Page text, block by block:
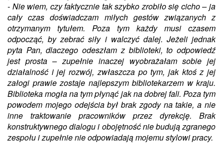
- Nie wiem, czy faktycznie tak szybko zrobiło się cicho – ja
cały czas doświadczam miłych gestów związanych z
otrzymanym tytułem. Poza tym każdy musi czasem
odpocząć, by zebrać siły i walczyć dalej. Jeżeli jednak
pyta Pan, dlaczego odeszłam z biblioteki, to odpowiedź
jest prosta – zupełnie inaczej wyobrażałam sobie jej
działalność i jej rozwój, zwłaszcza po tym, jak ktoś z jej
załogi prawie zostaje najlepszym bibliotekarzem w kraju.
Biblioteka mogła na tym płynąć jak na dobrej fali. Poza tym
powodem mojego odejścia był brak zgody na takie, a nie
inne traktowanie pracowników przez dyrekcję. Brak
konstruktywnego dialogu i obojętność nie budują zgranego
zespołu i zupełnie nie odpowiadają mojemu stylowi pracy.